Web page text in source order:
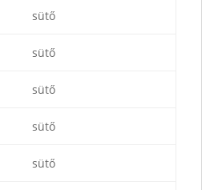
sütő
sütő
sütő
sütő
sütő